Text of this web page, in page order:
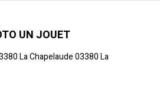
UN JOUET
La Chapelaude 03380 La